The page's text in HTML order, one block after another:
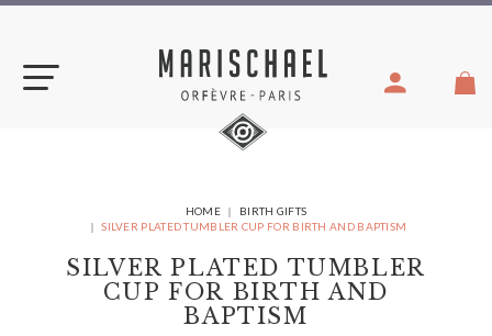
Skip
YOU
ARE
HOME
BIRTH GIFTS
SILVER PLATED TUMBLER CUP FOR BIRTH AND BAPTISM
SILVER PLATED TUMBLER
CUP FOR BIRTH AND
BAPTISM